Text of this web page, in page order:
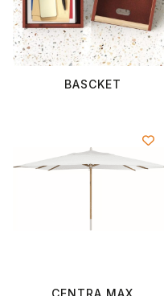
BASCKET
CENTRA MAX